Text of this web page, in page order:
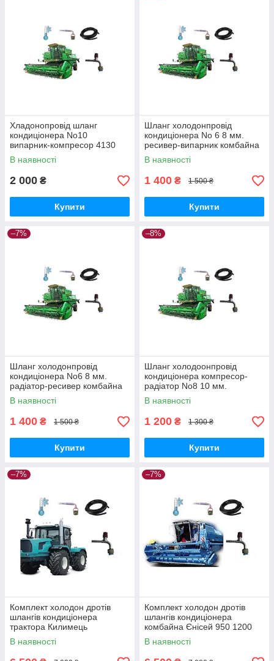
Хладонопровід шланг
кондиціонера No10
випарник-компресор 4130
мм. на комбайн Дон 1500Б
(05-000024-00)
В наявності
2 000 ₴
Купити
Шланг холодонпровід
кондиціонера No 6 8 мм.
ресивер-випарник комбайна
Дон 1500Б 3120 мм. (В12-
08Q-028)
В наявності
1 400 ₴ 1 500 ₴
Купити
–7%
Шланг холодонпровід
кондиціонера No6 8 мм.
радіатор-ресивер комбайна
Дон 1500Б 2400 мм. (В12-
08Q-027)
В наявності
1 400 ₴ 1 500 ₴
Купити
–8%
Шланг холодоонпровід
кондиціонера компресор-
радіатор No8 10 мм.
комбайна Дон 1500Б 1400
мм. (В12-10Q-050)
В наявності
1 200 ₴ 1 300 ₴
Купити
–7%
Комплект холодон дротів
шлангів кондиціонера
трактора Килимець
(Комплект 4 шт.)
В наявності
–7%
Комплект холодон дротів
шлангів кондиціонера
комбайна Єнісей 950 1200
(Комплект 4 шт.)
В наявності